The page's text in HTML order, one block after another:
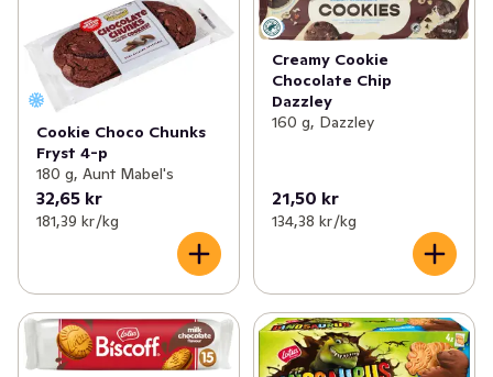
Cookie Choco Chunks
Fryst 4-p
180 g, Aunt Mabel's
32,65 kr
181,39 kr /kg
Creamy Cookie
Chocolate Chip
Dazzley
160 g, Dazzley
21,50 kr
134,38 kr /kg